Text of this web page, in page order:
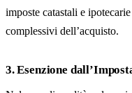
imposte catastali e
complessivi dell’acquisto.
3. Esenzione